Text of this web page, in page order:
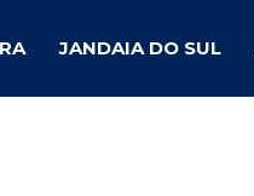
JANDAIA DO SUL